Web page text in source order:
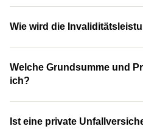
Wie wird die
Welche Grundsumme und
ich?
Ist eine private